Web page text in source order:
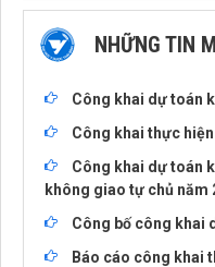
NHỮNG TIN
Công khai dự toán
Công khai thực
Công khai dự toán
không giao tự chủ năm
Công bố công khai
Báo cáo công khai